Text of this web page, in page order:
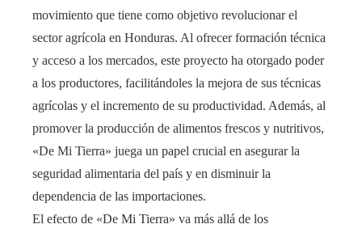
movimiento que tiene como objetivo revolucionar el
sector agrícola en Honduras. Al ofrecer formación técnica
y acceso a los mercados, este proyecto ha otorgado poder
a los productores, facilitándoles la mejora de sus técnicas
agrícolas y el incremento de su productividad. Además, al
promover la producción de alimentos frescos y nutritivos,
«De Mi Tierra» juega un papel crucial en asegurar la
seguridad alimentaria del país y en disminuir la
dependencia de las importaciones.
El efecto de «De Mi Tierra» va más allá de los